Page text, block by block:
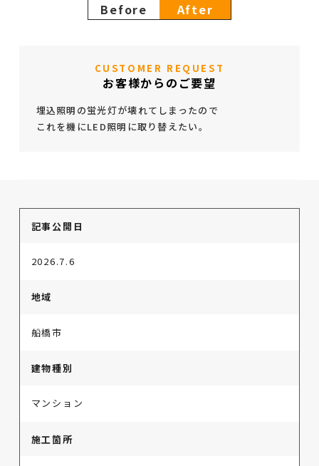
Before After
CUSTOMER REQUEST
お客様からのご要望
埋込照明の蛍光灯が壊れてしまったので
これを機にLED照明に取り替えたい。
記事公開日
2026.7.6
地域
船橋市
建物種別
マンション
施工箇所